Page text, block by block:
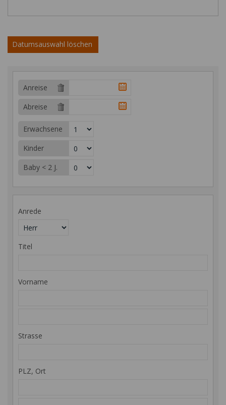
Datumsauswahl löschen
Anreise
Abreise
Erwachsene
Kinder
Baby < 2 J.
Anrede
Titel
Vorname
Strasse
PLZ, Ort